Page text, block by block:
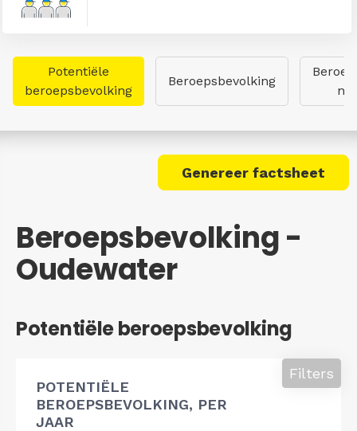
Potentiële
beroepsbevolking
Beroepsbevolking
Genereer factsheet
Beroepsbevolking -
Oudewater
Potentiële beroepsbevolking
POTENTIËLE
BEROEPSBEVOLKING, PER
JAAR
Filters